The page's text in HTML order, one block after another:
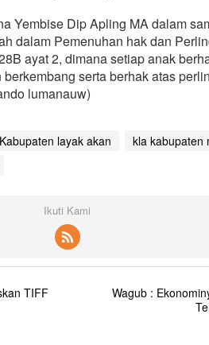
Yembise Dip Apling MA dalam
dalam Pemenuhan hak dan
ayat 2, dimana setiap anak
serta berhak atas
lumanauw)
Kabupaten layak akan kla kabupaten
Ikuti Kami
TIFF
Wagub :